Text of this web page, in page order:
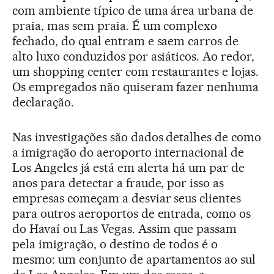
com ambiente típico de uma área urbana de
praia, mas sem praia. É um complexo
fechado, do qual entram e saem carros de
alto luxo conduzidos por asiáticos. Ao redor,
um shopping center com restaurantes e lojas.
Os empregados não quiseram fazer nenhuma
declaração.
Nas investigações são dados detalhes de como
a imigração do aeroporto internacional de
Los Angeles já está em alerta há um par de
anos para detectar a fraude, por isso as
empresas começam a desviar seus clientes
para outros aeroportos de entrada, como os
do Havaí ou Las Vegas. Assim que passam
pela imigração, o destino de todos é o
mesmo: um conjunto de apartamentos ao sul